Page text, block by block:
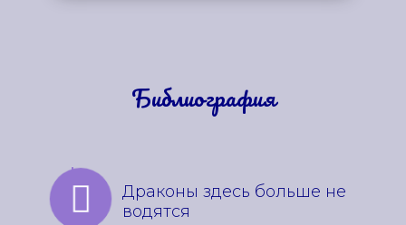
Библиография
Драконы здесь больше не
водятся